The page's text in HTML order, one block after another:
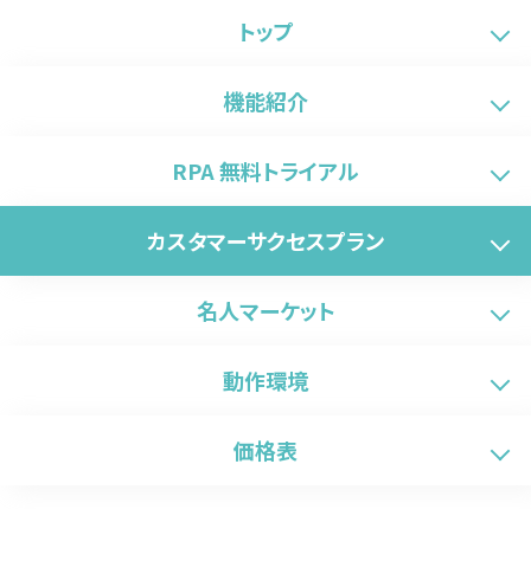
トップ
機能紹介
RPA 無料トライアル
カスタマーサクセスプラン
名人マーケット
動作環境
価格表